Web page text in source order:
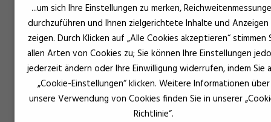
Umgebungen, in denen die
Temperatur nur selten und
kurzzeitig 50 °C überschreitet und
der Feuchtigkeitsgehalt des Holzes
maximal 15 % beträgt.
Klebstoffe dieser Klasse haben eine
Mindesttrockenkraft von 1 MPa
und eine Mindestnasskraft von 0,7
...um sich Ihre Einstellungen zu merken,
durchzuführen und Ihnen zielgerichtete Inhalte und Anzeigen
zeigen. Durch Klicken auf „Alle Cookies akzeptieren“ stimmen
allen Arten von Cookies zu; Sie können Ihre Einstellungen
jederzeit ändern oder Ihre Einwilligung widerrufen, indem Sie
„Cookie-Einstellungen“ klicken. Weitere Informationen über
unsere Verwendung von Cookies finden Sie in unserer
Richtlinie“.